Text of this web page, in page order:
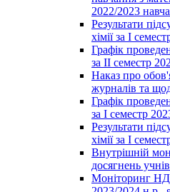
2022/2023
Результати
хімії за І
Графік
за ІІ семестр
Наказ про
журналів та
Графік
за І семестр
Результати
хімії за І
Внутрішній
досягнень
Моніторинг НД